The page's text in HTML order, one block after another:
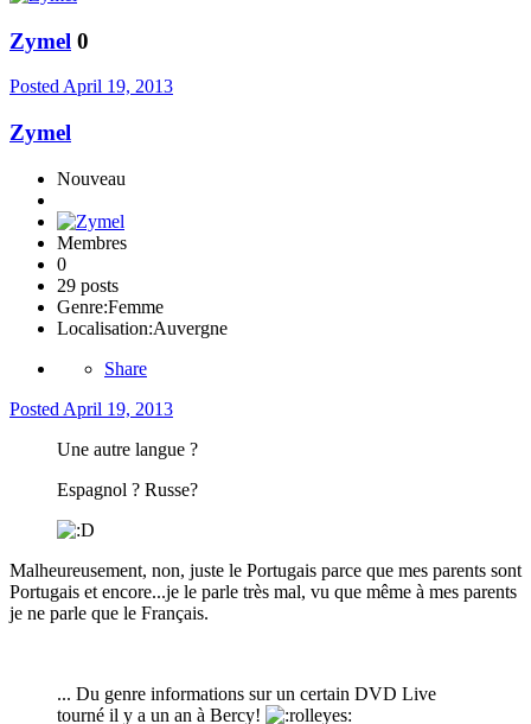
Zymel 0
PostedApril 19, 2013
Zymel
Nouveau
Membres
0
29 posts
Genre:Femme
Localisation:Auvergne
Share
Posted April 19, 2013
Une autre langue ?
Espagnol ? Russe?
Malheureusement, non, juste le Portugais parce que mes parents sont
Portugais et encore...je le parle très mal, vu que même à mes parents
je ne parle que le Français.
... Du genre informations sur un certain DVD Live
tourné il y a un an à Bercy!